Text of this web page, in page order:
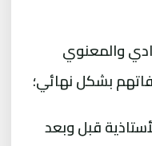
والمعنوي
بشكل نهائي؛
قبل وبعد